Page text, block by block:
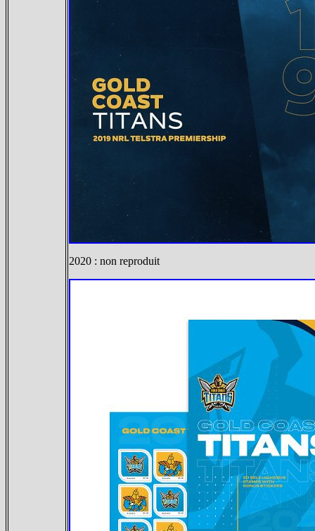
2020 : non reproduit